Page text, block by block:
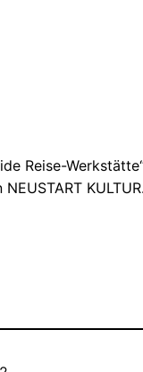
Reise-
KULTUR.